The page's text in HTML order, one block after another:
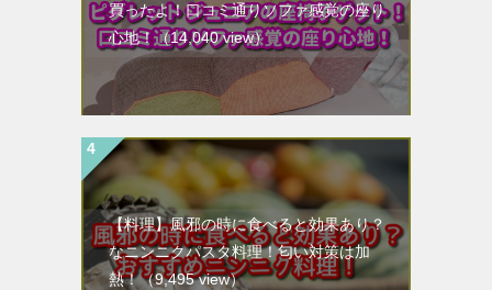
買ったよ！口コミ通りソファ感覚の座り
心地！（14,040 view）
【料理】風邪の時に食べると効果あり？
なニンニクパスタ料理！匂い対策は加
熱！（9,495 view）